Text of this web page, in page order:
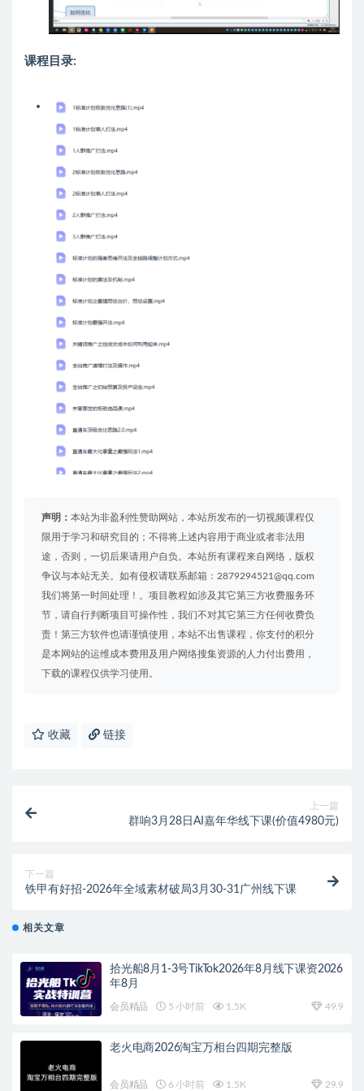
课程目录:
声明： 本站为非盈利性赞助网站，本站所发布的一切视频课程仅
限用于学习和研究目的；不得将上述内容用于商业或者非法用
途，否则，一切后果请用户自负。本站所有课程来自网络，版权
争议与本站无关。如有侵权请联系邮箱：2879294521@qq.com
我们将第一时间处理！。项目教程如涉及其它第三方收费服务环
节，请自行判断项目可操作性，我们不对其它第三方任何收费负
责！第三方软件也请谨慎使用，本站不出售课程，你支付的积分
是本网站的运维成本费用及用户网络搜集资源的人力付出费用，
下载的课程仅供学习使用。
收藏 链接
上一篇
群响3月28日AI嘉年华线下课(价值4980元)
下一篇
铁甲有好招-2026年全域素材破局3月30-31广州线下课
相关文章
拾光船8月1-3号TikTok2026年8月线下课资2026
年8月
会员精品 5 小时前 1.5K 49.9
老火电商2026淘宝万相台四期完整版
会员精品 6 小时前 1.5K 29.9